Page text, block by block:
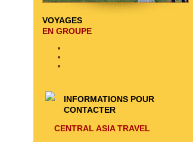
VOYAGES
EN GROUPE
INFORMATIONS POUR
CONTACTER
CENTRAL ASIA TRAVEL